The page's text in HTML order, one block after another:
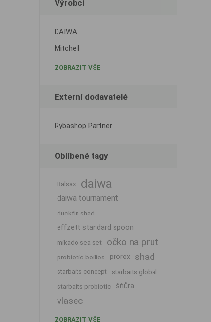
Výrobci
DAIWA
Mitchell
ZOBRAZIT VŠE
Externí dodavatelé
Rybashop Partner
Oblíbené tagy
Balsax daiwa
daiwa tournament
duckfin shad
effzett standard spoon
mikado sea set očko na prut
probiotic boilies prorex shad
starbaits concept
starbaits global
starbaits probiotic
šňůra
vlasec
ZOBRAZIT VŠE